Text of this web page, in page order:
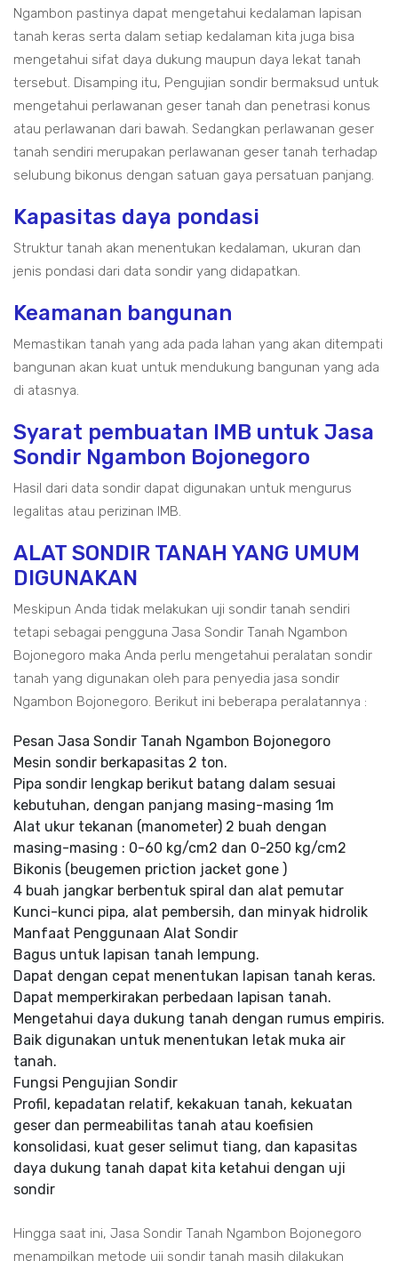
Ngambon pastinya dapat mengetahui kedalaman lapisan
tanah keras serta dalam setiap kedalaman kita juga bisa
mengetahui sifat daya dukung maupun daya lekat tanah
tersebut. Disamping itu, Pengujian sondir bermaksud untuk
mengetahui perlawanan geser tanah dan penetrasi konus
atau perlawanan dari bawah. Sedangkan perlawanan geser
tanah sendiri merupakan perlawanan geser tanah terhadap
selubung bikonus dengan satuan gaya persatuan panjang.
Kapasitas daya pondasi
Struktur tanah akan menentukan kedalaman, ukuran dan
jenis pondasi dari data sondir yang didapatkan.
Keamanan bangunan
Memastikan tanah yang ada pada lahan yang akan ditempati
bangunan akan kuat untuk mendukung bangunan yang ada
di atasnya.
Syarat pembuatan IMB untuk Jasa
Sondir Ngambon Bojonegoro
Hasil dari data sondir dapat digunakan untuk mengurus
legalitas atau perizinan IMB.
ALAT SONDIR TANAH YANG UMUM
DIGUNAKAN
Meskipun Anda tidak melakukan uji sondir tanah sendiri
tetapi sebagai pengguna Jasa Sondir Tanah Ngambon
Bojonegoro maka Anda perlu mengetahui peralatan sondir
tanah yang digunakan oleh para penyedia jasa sondir
Ngambon Bojonegoro. Berikut ini beberapa peralatannya :
Pesan Jasa Sondir Tanah Ngambon Bojonegoro
Mesin sondir berkapasitas 2 ton.
Pipa sondir lengkap berikut batang dalam sesuai
kebutuhan, dengan panjang masing-masing 1m
Alat ukur tekanan (manometer) 2 buah dengan
masing-masing : 0-60 kg/cm2 dan 0-250 kg/cm2
Bikonis (beugemen priction jacket gone )
4 buah jangkar berbentuk spiral dan alat pemutar
Kunci-kunci pipa, alat pembersih, dan minyak hidrolik
Manfaat Penggunaan Alat Sondir
Bagus untuk lapisan tanah lempung.
Dapat dengan cepat menentukan lapisan tanah keras.
Dapat memperkirakan perbedaan lapisan tanah.
Mengetahui daya dukung tanah dengan rumus empiris.
Baik digunakan untuk menentukan letak muka air
tanah.
Fungsi Pengujian Sondir
Profil, kepadatan relatif, kekakuan tanah, kekuatan
geser dan permeabilitas tanah atau koefisien
konsolidasi, kuat geser selimut tiang, dan kapasitas
daya dukung tanah dapat kita ketahui dengan uji
sondir
Hingga saat ini, Jasa Sondir Tanah Ngambon Bojonegoro
menampilkan metode uji sondir tanah masih dilakukan